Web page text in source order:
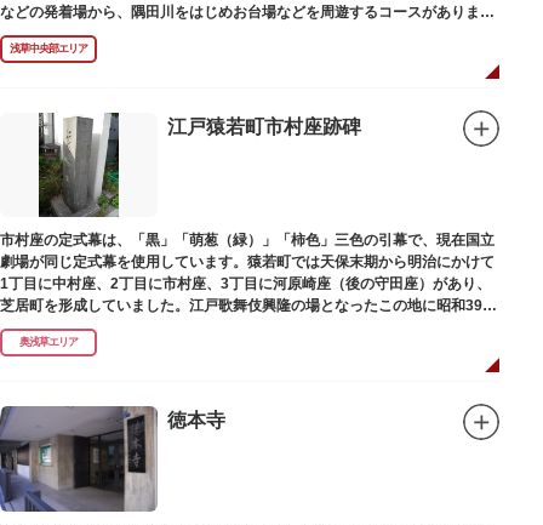
などの発着場から、隅田川をはじめお台場などを周遊するコースがありま
す。
浅草中央部エリア
江戸猿若町市村座跡碑
市村座の定式幕は、「黒」「萌葱（緑）」「柿色」三色の引幕で、現在国立
劇場が同じ定式幕を使用しています。猿若町では天保末期から明治にかけて
1丁目に中村座、2丁目に市村座、3丁目に河原崎座（後の守田座）があり、
芝居町を形成していました。江戸歌舞伎興隆の場となったこの地に昭和39年
（1964）に跡碑が建てられました。
奥浅草エリア
徳本寺